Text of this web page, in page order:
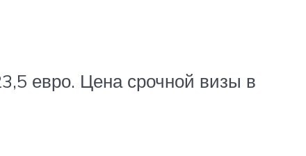
евро. Цена срочной визы в